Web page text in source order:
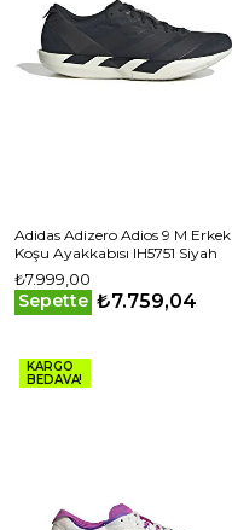
Adidas Adizero Adios 9 M Erkek
Koşu Ayakkabısı IH5751 Siyah
₺7.999,00
Sepette ₺7.759,04
KARGO
BEDAVA!